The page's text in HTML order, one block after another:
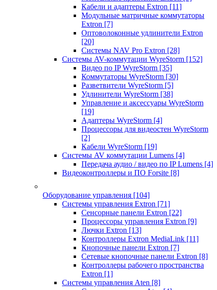
Кабели и адаптеры Extron [11]
Модульные матричные коммутаторы
Extron [7]
Оптоволоконные удлинители Extron
[20]
Системы NAV Pro Extron [28]
Системы AV-коммутации WyreStorm [152]
Видео по IP WyreStorm [35]
Коммутаторы WyreStorm [30]
Разветвители WyreStorm [5]
Удлинители WyreStorm [38]
Управление и аксессуары WyreStorm
[19]
Адаптеры WyreStorm [4]
Процессоры для видеостен WyreStorm
[2]
Кабели WyreStorm [19]
Системы AV коммутации Lumens [4]
Передача аудио / видео по IP Lumens [4]
Видеоконтроллеры и ПО Forsite [8]
Оборудование управления [104]
Системы управления Extron [71]
Сенсорные панели Extron [22]
Процессоры управления Extron [9]
Лючки Extron [13]
Контроллеры Extron MediaLink [11]
Кнопочные панели Extron [7]
Сетевые кнопочные панели Extron [8]
Контроллеры рабочего пространства
Extron [1]
Системы управления Aten [8]